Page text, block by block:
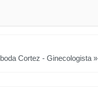
Cortez - Ginecologista »